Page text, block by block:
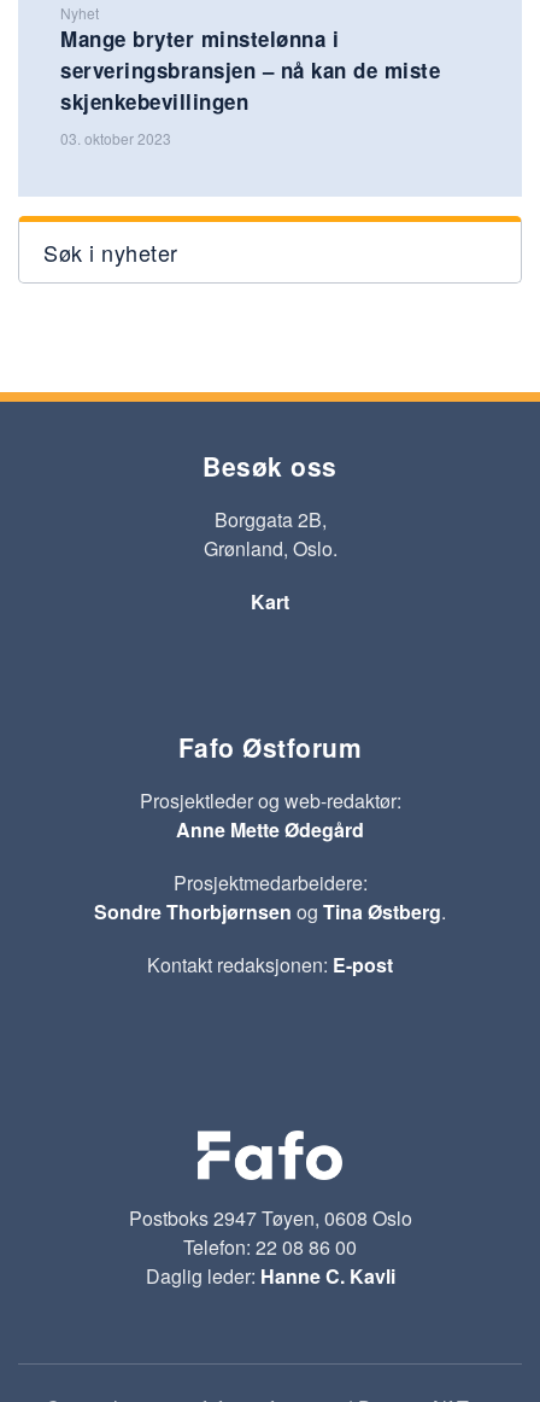
Nyhet
Mange bryter minstelønna i
serveringsbransjen – nå kan de miste
skjenkebevillingen
03. oktober 2023
Søk i nyheter
Besøk oss
Borggata 2B,
Grønland, Oslo.
Kart
Fafo Østforum
Prosjektleder og web-redaktør:
Anne Mette Ødegård
Prosjektmedarbeidere:
Sondre Thorbjørnsen og Tina Østberg.
Kontakt redaksjonen: E-post
Postboks 2947 Tøyen, 0608 Oslo
Telefon: 22 08 86 00
Daglig leder: Hanne C. Kavli